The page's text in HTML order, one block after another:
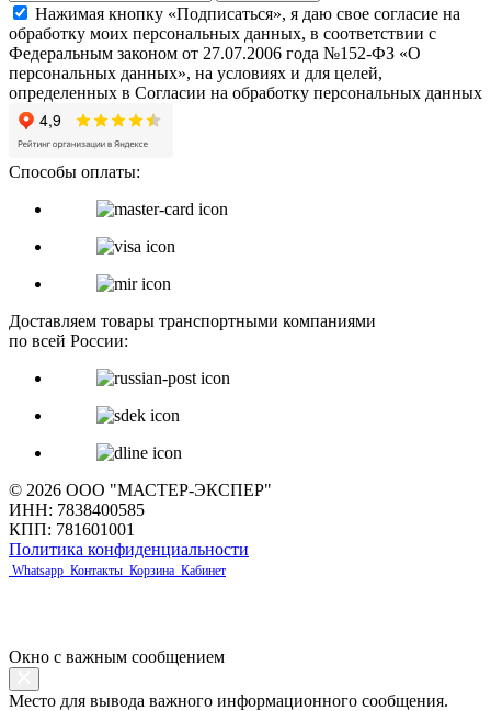
Нажимая кнопку «Подписаться», я даю свое согласие на
обработку моих персональных данных, в соответствии с
Федеральным законом от 27.07.2006 года №152-ФЗ «О
персональных данных», на условиях и для целей,
определенных в Согласии на обработку персональных данных
Способы оплаты:
Доставляем товары транспортными компаниями
по всей России:
© 2026 ООО "МАСТЕР-ЭКСПЕР"
ИНН: 7838400585
КПП: 781601001
Политика конфиденциальности
Whatsapp Контакты Корзина Кабинет
Окно с важным сообщением
Место для вывода важного информационного сообщения.